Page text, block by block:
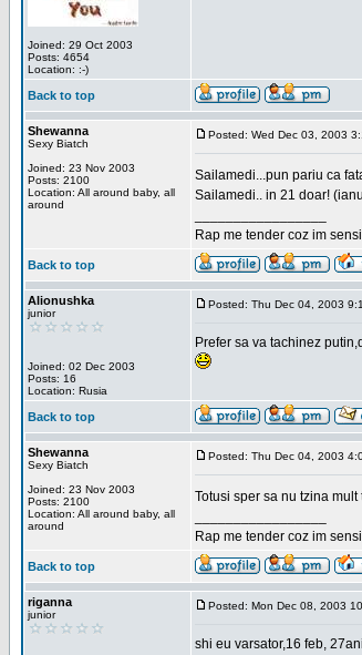
Joined: 29 Oct 2003
Posts: 4654
Location: :-)
Back to top
Shewanna
Sexy Biatch
Joined: 23 Nov 2003
Posts: 2100
Location: All around baby, all
around
Posted: Wed Dec 03, 2003
Sailamedi...pun pariu ca
Sailamedi.. in 21 doar!
Rap me tender coz im
Back to top
Alionushka
junior
Joined: 02 Dec 2003
Posts: 16
Location: Rusia
Posted: Thu Dec 04, 2003
Prefer sa va tachinez
Back to top
Shewanna
Sexy Biatch
Joined: 23 Nov 2003
Posts: 2100
Location: All around baby, all
around
Posted: Thu Dec 04, 2003
Totusi sper sa nu tzina
Rap me tender coz im
Back to top
riganna
junior
Posted: Mon Dec 08, 2003
shi eu varsator,16 feb,